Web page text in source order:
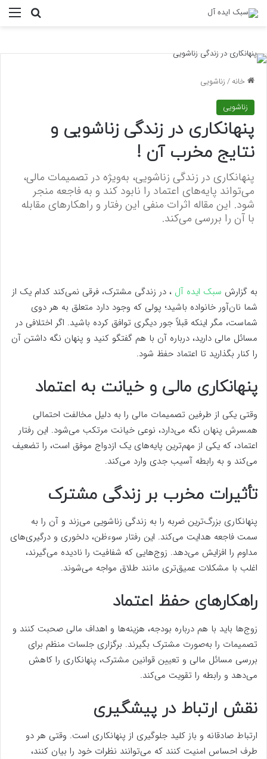
خانه/زناشویی
زناشویی
پنهانکاری در زندگی زناشویی و
نتایج مخرب آن !
پنهانکاری در زندگی زناشویی، به‌ویژه در تصمیمات مالی،
می‌تواند پایه‌های اعتماد را نابود کند و به فاجعه منجر
شود. این مقاله اثرات منفی این رفتار و راهکارهای مقابله
با آن را بررسی می‌کند.
به گزارش سبک ایده آل ، در زندگی مشترک، فرقی نمی‌کند کدام یک از
شما نان‌آور خانواده باشید؛ پولی که وجود دارد متعلق به هر دوی
شماست، مگر اینکه قبلاً جور دیگری توافق کرده باشید. اگر اختلافی در
مسائل مالی دارید، درباره آن با هم گفتگو کنید و پنهان نگه داشتن آن
را کنار بگذارید تا اعتماد حفظ شود.
پنهانکاری مالی و خیانت به اعتماد
وقتی یکی از طرفین تصمیمات مالی را به دلیل مخالفت احتمالی
همسرش پنهان نگه می‌دارد، نوعی خیانت مرتکب می‌شود. این رفتار
اعتماد، که یکی از مهم‌ترین پایه‌های یک ازدواج موفق است، را تضعیف
می‌کند و به رابطه آسیب جدی وارد می‌کند.
تأثیرات مخرب بر زندگی مشترک
پنهانکاری بزرگ‌ترین ضربه را به زندگی زناشویی می‌زند و آن را به
سمت فاجعه هدایت می‌کند. این رفتار سوءظن، دلخوری و درگیری‌های
مداوم را افزایش می‌دهد. زوج‌هایی که شفافیت را نادیده می‌گیرند،
اغلب با مشکلات عمیق‌تری مانند طلاق مواجه می‌شوند.
راهکارهای حفظ اعتماد
زوج‌ها باید با هم درباره بودجه، هزینه‌ها و اهداف مالی صحبت کنند و
تصمیمات را به‌صورت مشترک بگیرند. برگزاری جلسات منظم برای
بررسی مسائل مالی و تعیین قوانین مشترک، پنهانکاری را کاهش
می‌دهد و رابطه را تقویت می‌کند.
نقش ارتباط در پیشگیری
ارتباط صادقانه و باز کلید جلوگیری از پنهانکاری است. وقتی هر دو
طرف احساس امنیت کنند که می‌توانند نظرات خود را بیان کنند،